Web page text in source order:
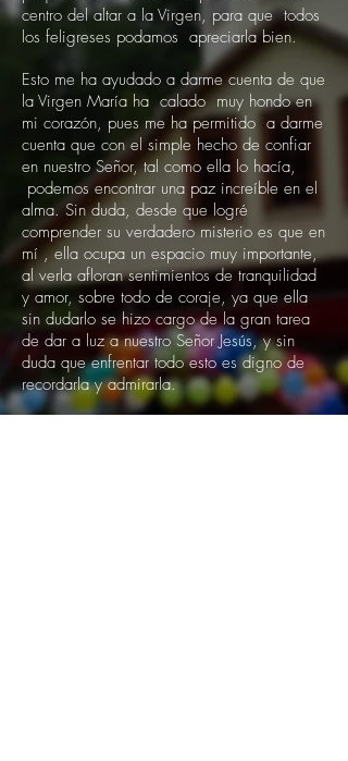
centro del altar a la Virgen, para que todos
los feligreses podamos apreciarla bien.
Esto me ha ayudado a darme cuenta de que
la Virgen María ha calado muy hondo en
mi corazón, pues me ha permitido a darme
cuenta que con el simple hecho de confiar
en nuestro Señor, tal como ella lo hacía,
podemos encontrar una paz increíble en el
alma. Sin duda, desde que logré
comprender su verdadero misterio es que en
mí , ella ocupa un espacio muy importante,
al verla afloran sentimientos de tranquilidad
y amor, sobre todo de coraje, ya que ella
sin dudarlo se hizo cargo de la gran tarea
de dar a luz a nuestro Señor Jesús, y sin
duda que enfrentar todo esto es digno de
recordarla y admirarla.